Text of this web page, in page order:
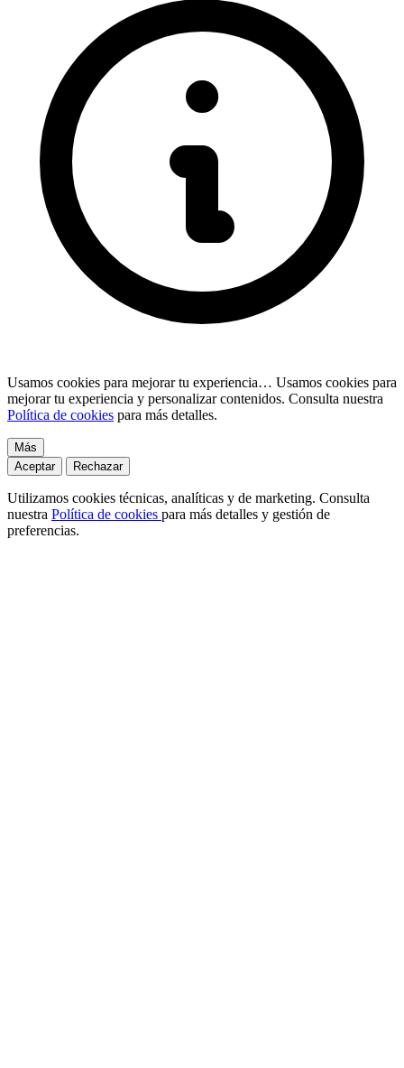
Usamos cookies para mejorar tu experiencia… Usamos cookies para
mejorar tu experiencia y personalizar contenidos. Consulta nuestra
Política de cookies para más detalles.
Más
Aceptar
Rechazar
Utilizamos cookies técnicas, analíticas y de marketing. Consulta
nuestra Política de cookies para más detalles y gestión de
preferencias.